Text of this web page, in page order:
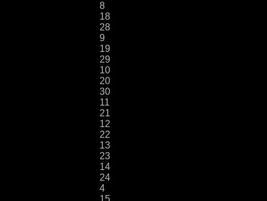
8
18
28
9
19
29
10
20
30
11
21
12
22
13
23
14
24
4